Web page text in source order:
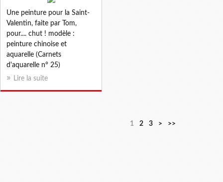
Une peinture pour la Saint-
Valentin, faite par Tom,
pour.... chut ! modèle :
peinture chinoise et
aquarelle (Carnets
d'aquarelle n° 25)
Lire la suite
1 2 3 > >>